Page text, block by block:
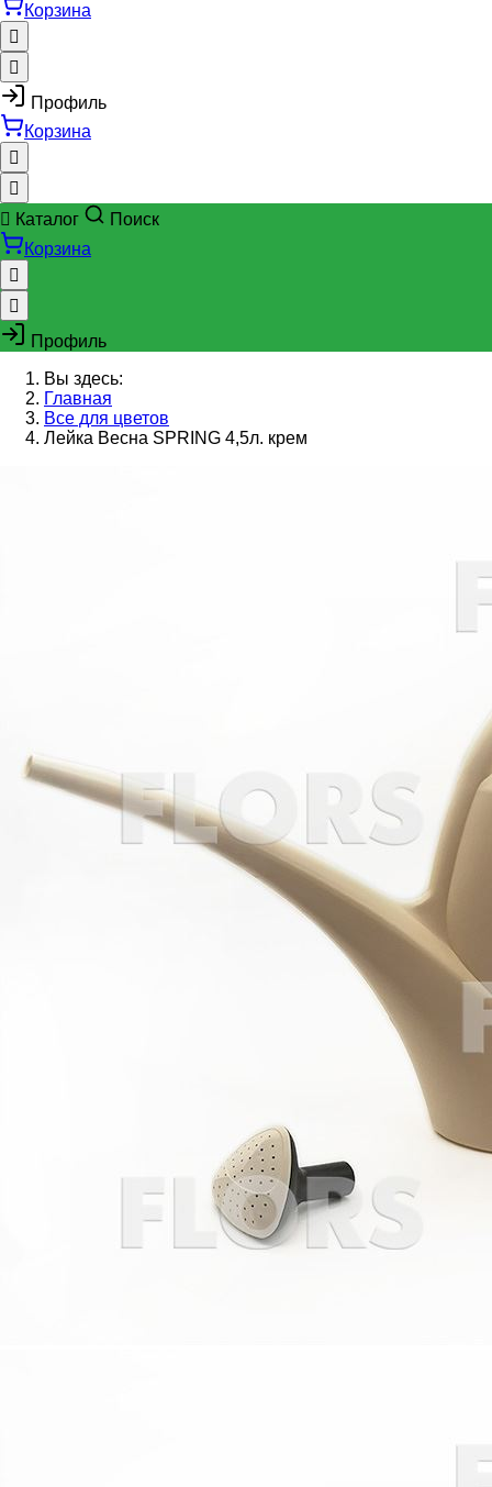
Корзина
Профиль
Корзина
Каталог
Поиск
Корзина
Профиль
Вы здесь:
Главная
Все для цветов
Лейка Весна SPRING 4,5л. крем